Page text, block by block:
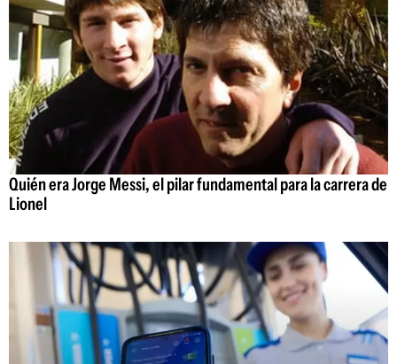
Quién era Jorge Messi, el pilar fundamental para la carrera de
Lionel